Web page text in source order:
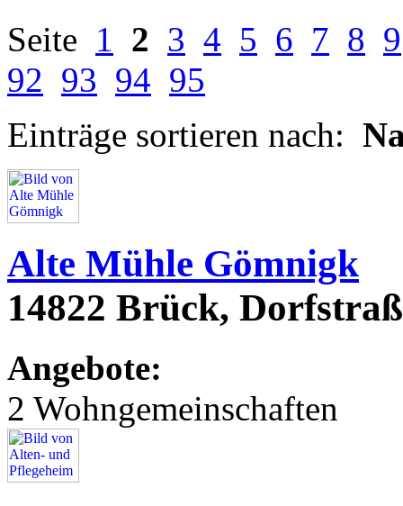
Seite 1 2 3 4 5 6 7 8 9
92 93 94 95
Einträge sortieren nach:
Alte Mühle Gömnigk
14822 Brück,
Angebote:
2 Wohngemeinschaften